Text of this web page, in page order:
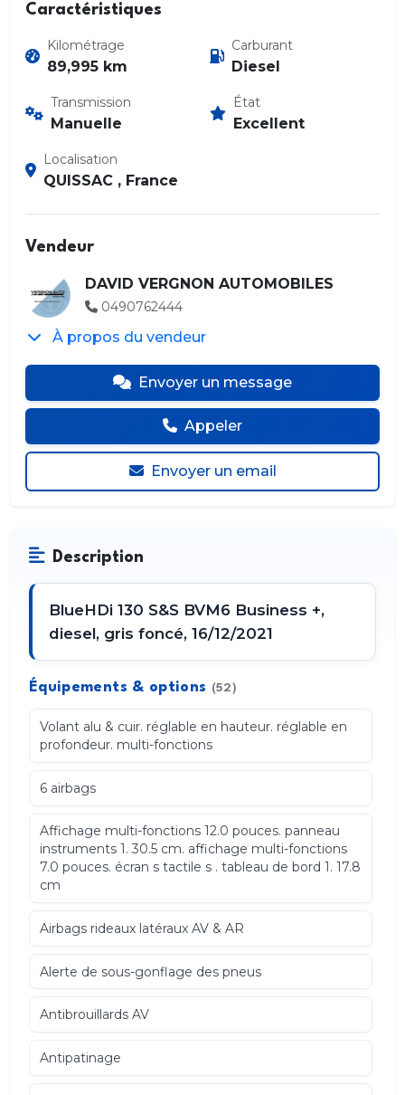
Caractéristiques
Kilométrage
89,995 km
Carburant
Diesel
Transmission
Manuelle
État
Excellent
Localisation
QUISSAC , France
Vendeur
DAVID VERGNON AUTOMOBILES
0490762444
À propos du vendeur
Envoyer un message
Appeler
Envoyer un email
Description
BlueHDi 130 S&S BVM6 Business +,
diesel, gris foncé, 16/12/2021
Équipements & options (52)
Volant alu & cuir. réglable en hauteur. réglable en
profondeur. multi-fonctions
6 airbags
Affichage multi-fonctions 12.0 pouces. panneau
instruments 1. 30.5 cm. affichage multi-fonctions
7.0 pouces. écran s tactile s . tableau de bord 1. 17.8
cm
Airbags rideaux latéraux AV & AR
Alerte de sous-gonflage des pneus
Antibrouillards AV
Antipatinage